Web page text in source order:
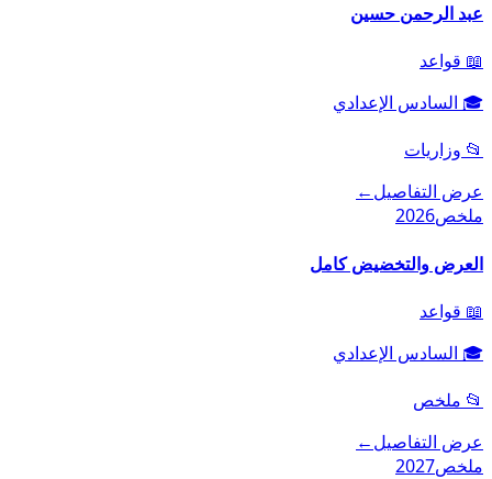
عبد الرحمن حسين
📖 قواعد
🎓 السادس الإعدادي
📂 وزاريات
عرض التفاصيل←
ملخص2026
العرض والتخضيض كامل
📖 قواعد
🎓 السادس الإعدادي
📂 ملخص
عرض التفاصيل←
ملخص2027